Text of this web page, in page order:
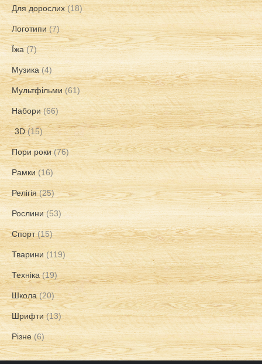
Для дорослих (18)
Логотипи (7)
Їжа (7)
Музика (4)
Мультфільми (61)
Набори (66)
3D (15)
Пори роки (76)
Рамки (16)
Релігія (25)
Рослини (53)
Спорт (15)
Тварини (119)
Техніка (19)
Школа (20)
Шрифти (13)
Різне (6)